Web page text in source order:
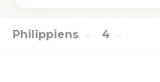
Philippiens 4